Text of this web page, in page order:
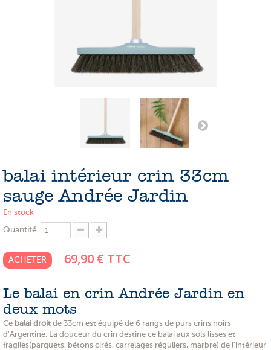
SLOW E-SHOP
A PROPOS
LE SHOWROOM
balai intérieur crin 33cm
sauge Andrée Jardin
En stock
Quantité
ACHETER 69,90 € TTC
Le balai en crin Andrée Jardin en
deux mots
Ce balai droit de 33cm est équipé de 6 rangs de purs crins noirs
d'Argentine. La douceur du crin destine ce balai aux sols lisses et
fragiles(parquets, bétons cirés, carrelages réguliers, marbre) de l'intérieur